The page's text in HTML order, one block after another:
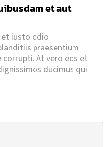
et aut
et iusto odio
praesentium
At vero eos et
ducimus qui